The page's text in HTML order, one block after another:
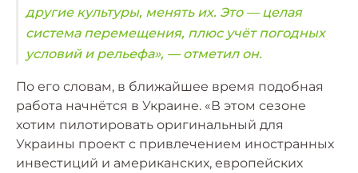
другие культуры, менять их. Это — целая
система перемещения, плюс учёт погодных
условий и рельефа», — отметил он.
По его словам, в ближайшее время подобная
работа начнётся в Украине. «В этом сезоне
хотим пилотировать оригинальный для
Украины проект с привлечением иностранных
инвестиций и американских, европейских